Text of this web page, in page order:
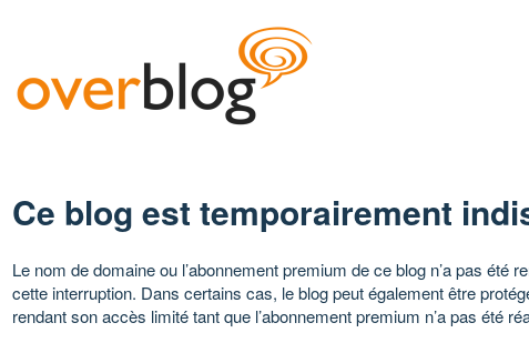
Ce blog est temporairement
Le nom de domaine ou l’abonnement premium de ce blog n’a pas été
cette interruption. Dans certains cas, le blog peut également être
rendant son accès limité tant que l’abonnement premium n’a pas été